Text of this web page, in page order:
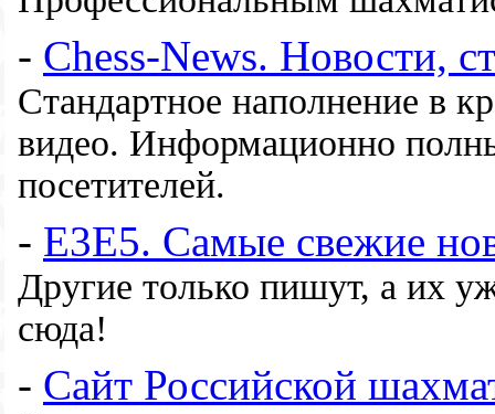
- Chess-News. Новости,
Стандартное наполнение в
видео. Информационно
посетителей.
- E3E5. Самые свежие
Другие только пишут, а их
сюда!
- Сайт Российской